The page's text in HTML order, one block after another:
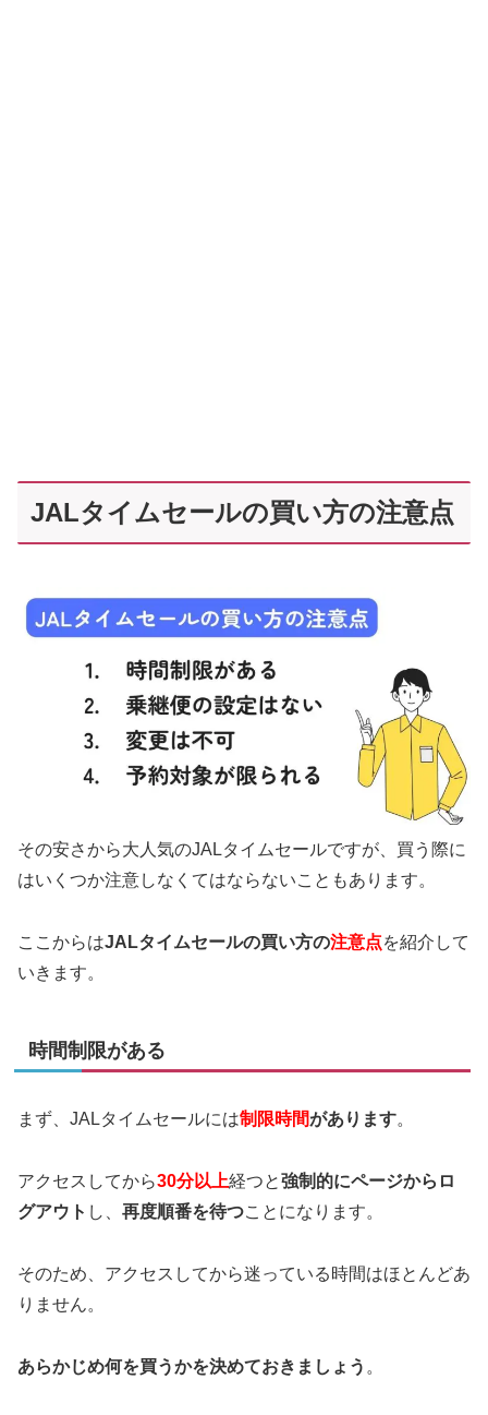
JALタイムセールの買い方の注意点
その安さから大人気のJALタイムセールですが、買う際に
はいくつか注意しなくてはならないこともあります。
ここからはJALタイムセールの買い方の注意点を紹介して
いきます。
時間制限がある
まず、JALタイムセールには制限時間があります。
アクセスしてから30分以上経つと強制的にページからロ
グアウト し、 再度順番を待つことになります。
そのため、アクセスしてから迷っている時間はほとんどあ
りません。
あらかじめ何を買うかを決めておきましょう 。